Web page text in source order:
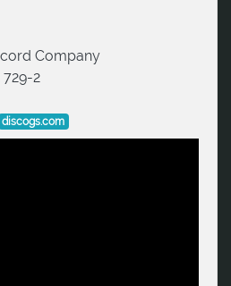
Company
729-2
discogs.com